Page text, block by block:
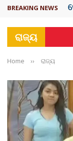
BREAKING NEWS
ରାଜ୍ୟ
Home ›› ରାଜ୍ୟ